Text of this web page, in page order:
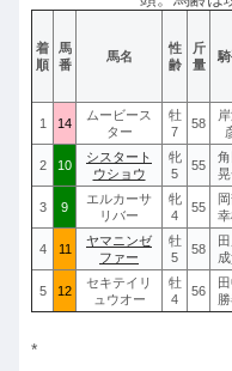
着
順
馬
番
馬名
性
齢
斤
量
1 14
ムービース
ター
牡
7
58
2 10
シスタート
ウショウ
牝
5
55
角
3 9
エルカーサ
リバー
牝
4
55
4 11
ヤマニンゼ
ファー
牡
5
58
5 12
セキテイリ
ュウオー
牡
4
56
*